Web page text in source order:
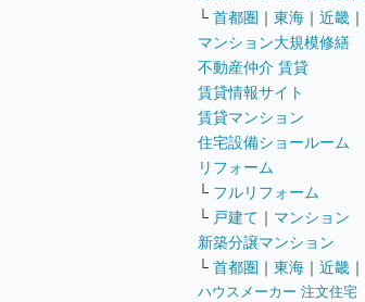
└ 首都圏 ｜ 東海 ｜ 近畿 ｜
マンション大規模修繕
不動産仲介 賃貸
賃貸情報サイト
賃貸マンション
住宅設備ショールーム
リフォーム
└ フルリフォーム
└ 戸建て ｜ マンション
新築分譲マンション
└ 首都圏 ｜ 東海 ｜ 近畿 ｜
ハウスメーカー 注文住宅